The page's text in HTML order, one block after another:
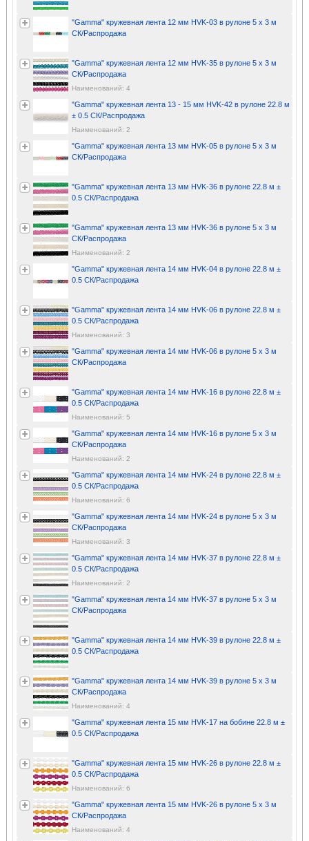
"Gamma" кружевная лента 12 мм HVK-03 в рулоне 5 x 3 м
СК/Распродажа
"Gamma" кружевная лента 12 мм HVK-35 в рулоне 5 x 3 м
СК/Распродажа
Наименований: 4
"Gamma" кружевная лента 13 - 15 мм HVK-42 в рулоне 22.8 м
± 0.5 СК/Распродажа
Наименований: 2
"Gamma" кружевная лента 13 мм HVK-05 в рулоне 5 x 3 м
СК/Распродажа
"Gamma" кружевная лента 13 мм HVK-36 в рулоне 22.8 м ±
0.5 СК/Распродажа
"Gamma" кружевная лента 13 мм HVK-36 в рулоне 5 x 3 м
СК/Распродажа
Наименований: 2
"Gamma" кружевная лента 14 мм HVK-04 в рулоне 22.8 м ±
0.5 СК/Распродажа
"Gamma" кружевная лента 14 мм HVK-06 в рулоне 22.8 м ±
0.5 СК/Распродажа
Наименований: 3
"Gamma" кружевная лента 14 мм HVK-06 в рулоне 5 x 3 м
СК/Распродажа
"Gamma" кружевная лента 14 мм HVK-16 в рулоне 22.8 м ±
0.5 СК/Распродажа
Наименований: 5
"Gamma" кружевная лента 14 мм HVK-16 в рулоне 5 x 3 м
СК/Распродажа
Наименований: 2
"Gamma" кружевная лента 14 мм HVK-24 в рулоне 22.8 м ±
0.5 СК/Распродажа
Наименований: 6
"Gamma" кружевная лента 14 мм HVK-24 в рулоне 5 x 3 м
СК/Распродажа
Наименований: 3
"Gamma" кружевная лента 14 мм HVK-37 в рулоне 22.8 м ±
0.5 СК/Распродажа
Наименований: 2
"Gamma" кружевная лента 14 мм HVK-37 в рулоне 5 x 3 м
СК/Распродажа
"Gamma" кружевная лента 14 мм HVK-39 в рулоне 22.8 м ±
0.5 СК/Распродажа
"Gamma" кружевная лента 14 мм HVK-39 в рулоне 5 x 3 м
СК/Распродажа
Наименований: 4
"Gamma" кружевная лента 15 мм HVK-17 на бобине 22.8 м ±
0.5 СК/Распродажа
"Gamma" кружевная лента 15 мм HVK-26 в рулоне 22.8 м ±
0.5 СК/Распродажа
Наименований: 6
"Gamma" кружевная лента 15 мм HVK-26 в рулоне 5 x 3 м
СК/Распродажа
Наименований: 4